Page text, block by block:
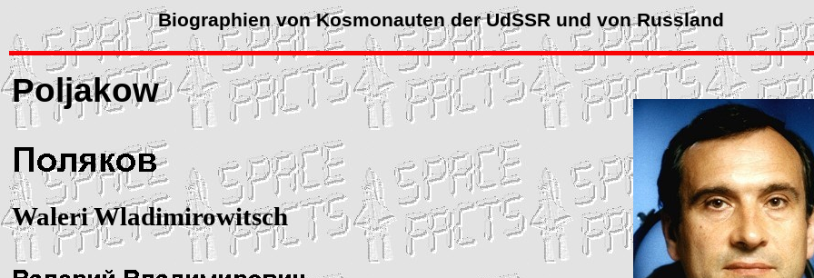
Biographien von Kosmonauten der UdSSR und von Russland
Poljakow
Waleri Wladimirowitsch